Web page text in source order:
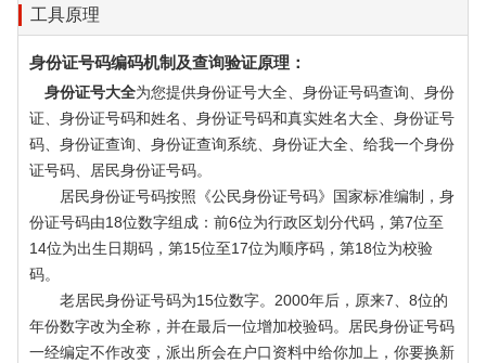
工具原理
身份证号码编码机制及查询验证原理：
身份证号大全为您提供身份证号大全、身份证号码查询、身份
证、身份证号码和姓名、身份证号码和真实姓名大全、身份证号
码、身份证查询、身份证查询系统、身份证大全、给我一个身份
证号码、居民身份证号码。
居民身份证号码按照《公民身份证号码》国家标准编制，身
份证号码由18位数字组成：前6位为行政区划分代码，第7位至
14位为出生日期码，第15位至17位为顺序码，第18位为校验
码。
老居民身份证号码为15位数字。2000年后，原来7、8位的
年份数字改为全称，并在最后一位增加校验码。居民身份证号码
一经编定不作改变，派出所会在户口资料中给你加上，你要换新